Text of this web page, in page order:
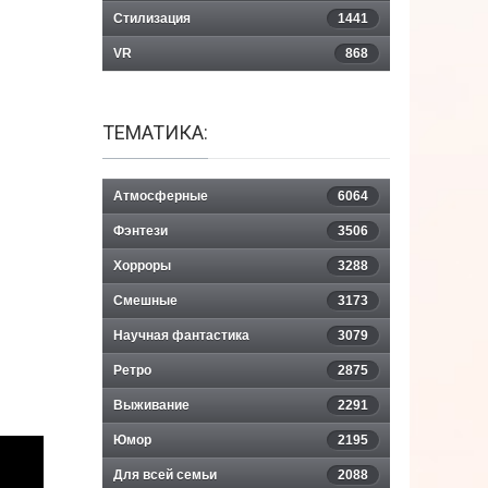
Стилизация 1441
VR 868
ТЕМАТИКА:
Атмосферные 6064
Фэнтези 3506
Хорроры 3288
Смешные 3173
Научная фантастика 3079
Ретро 2875
Выживание 2291
Юмор 2195
Для всей семьи 2088